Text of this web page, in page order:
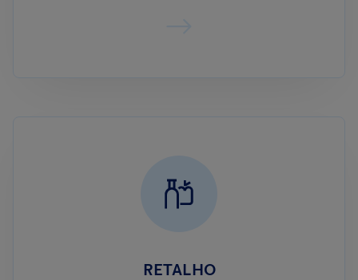
RETALHO